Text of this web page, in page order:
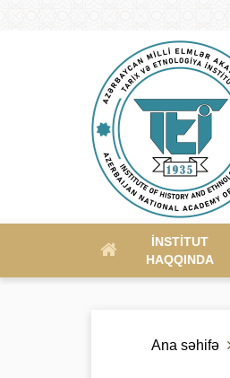
İNSTITUT
HAQQINDA
Ana səhifə